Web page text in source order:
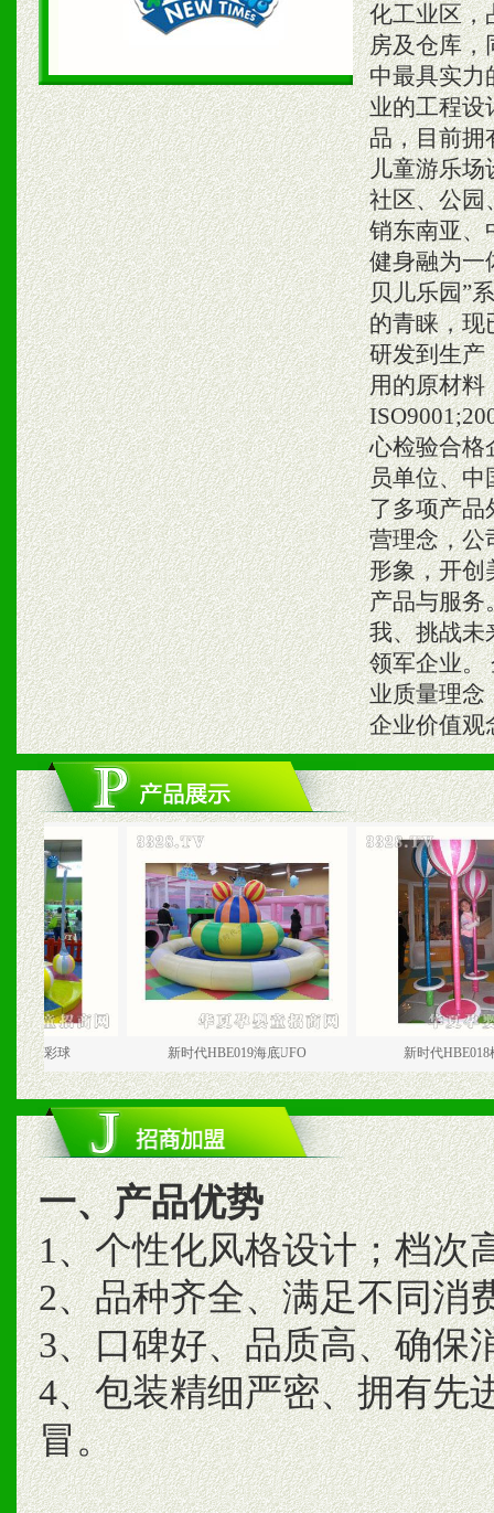
化工业区，
房及仓库，
中最具实力
业的工程设
品，目前拥
儿童游乐场
社区、公园
销东南亚、
健身融为一
贝儿乐园”
的青睐，现
研发到生产
用的原材料
心检验合格
员单位、中
了多项产品
营理念，公
形象，开创
产品与服务
我、挑战未
领军企业。
业质量理念
企业价值观
新时代HBE019海底UFO 新时代HBE018棒棒糖
一、产品优势
1、个性化风格设计；档次
2、品种齐全、满足不同消
3、口碑好、品质高、确保
4、包装精细严密、拥有先
冒。